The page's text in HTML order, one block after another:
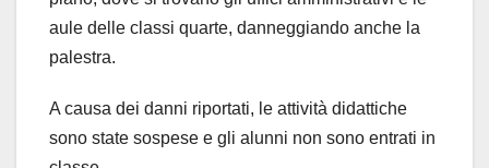
aule delle classi quarte, danneggiando anche la
palestra.
A causa dei danni riportati, le attività didattiche
sono state sospese e gli alunni non sono entrati in